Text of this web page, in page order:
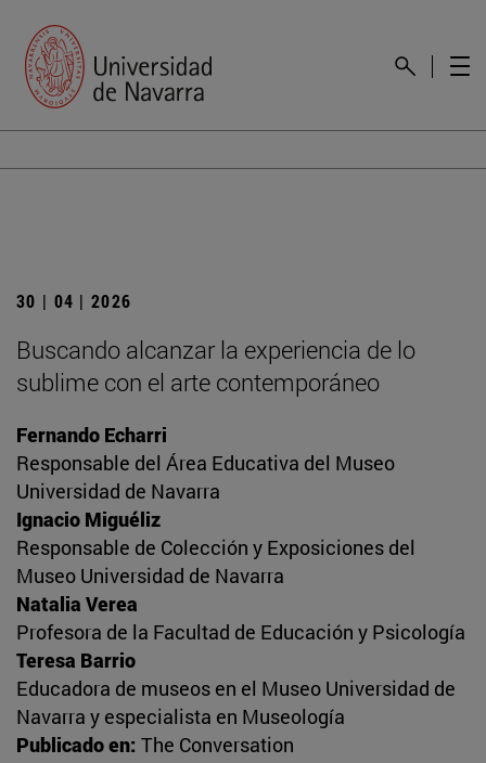
30 | 04 | 2026
Buscando alcanzar la experiencia de lo
sublime con el arte contemporáneo
Fernando Echarri
Responsable del Área Educativa del Museo
Universidad de Navarra
Ignacio Miguéliz
Responsable de Colección y Exposiciones del
Museo Universidad de Navarra
Natalia Verea
Profesora de la Facultad de Educación y Psicología
Teresa Barrio
Educadora de museos en el Museo Universidad de
Navarra y especialista en Museología
Publicado en: The Conversation